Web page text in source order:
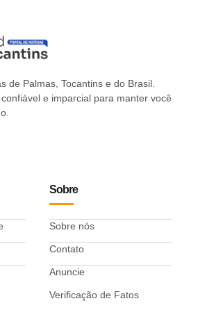
de Palmas, Tocantins e do Brasil.
e imparcial para manter você
Sobre
Sobre nós
Contato
Anuncie
Verificação de Fatos